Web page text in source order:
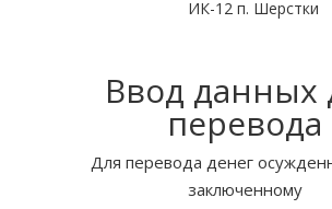
ИК-12 п. Шерстки
Ввод данных
перевода
Для перевода денег
заключенному